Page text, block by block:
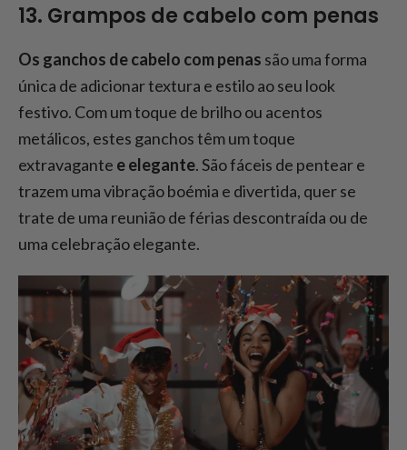
13. Grampos de cabelo com penas
Os ganchos de cabelo com penas são uma forma
única de adicionar textura e estilo ao seu look
festivo. Com um toque de brilho ou acentos
metálicos, estes ganchos têm um toque
extravagante e elegante. São fáceis de pentear e
trazem uma vibração boémia e divertida, quer se
trate de uma reunião de férias descontraída ou de
uma celebração elegante.